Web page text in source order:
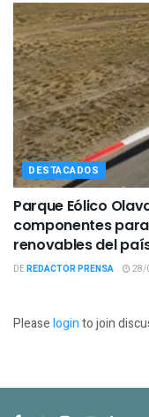
DESTACADOS
Parque Eólico
componentes
renovables del
DEREDACTOR PRENSA 28/
Pleaseloginto join